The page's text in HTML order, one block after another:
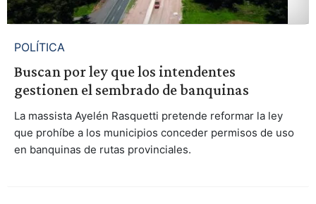
POLÍTICA
Buscan por ley que los intendentes
gestionen el sembrado de banquinas
La massista Ayelén Rasquetti pretende reformar la ley
que prohíbe a los municipios conceder permisos de uso
en banquinas de rutas provinciales.